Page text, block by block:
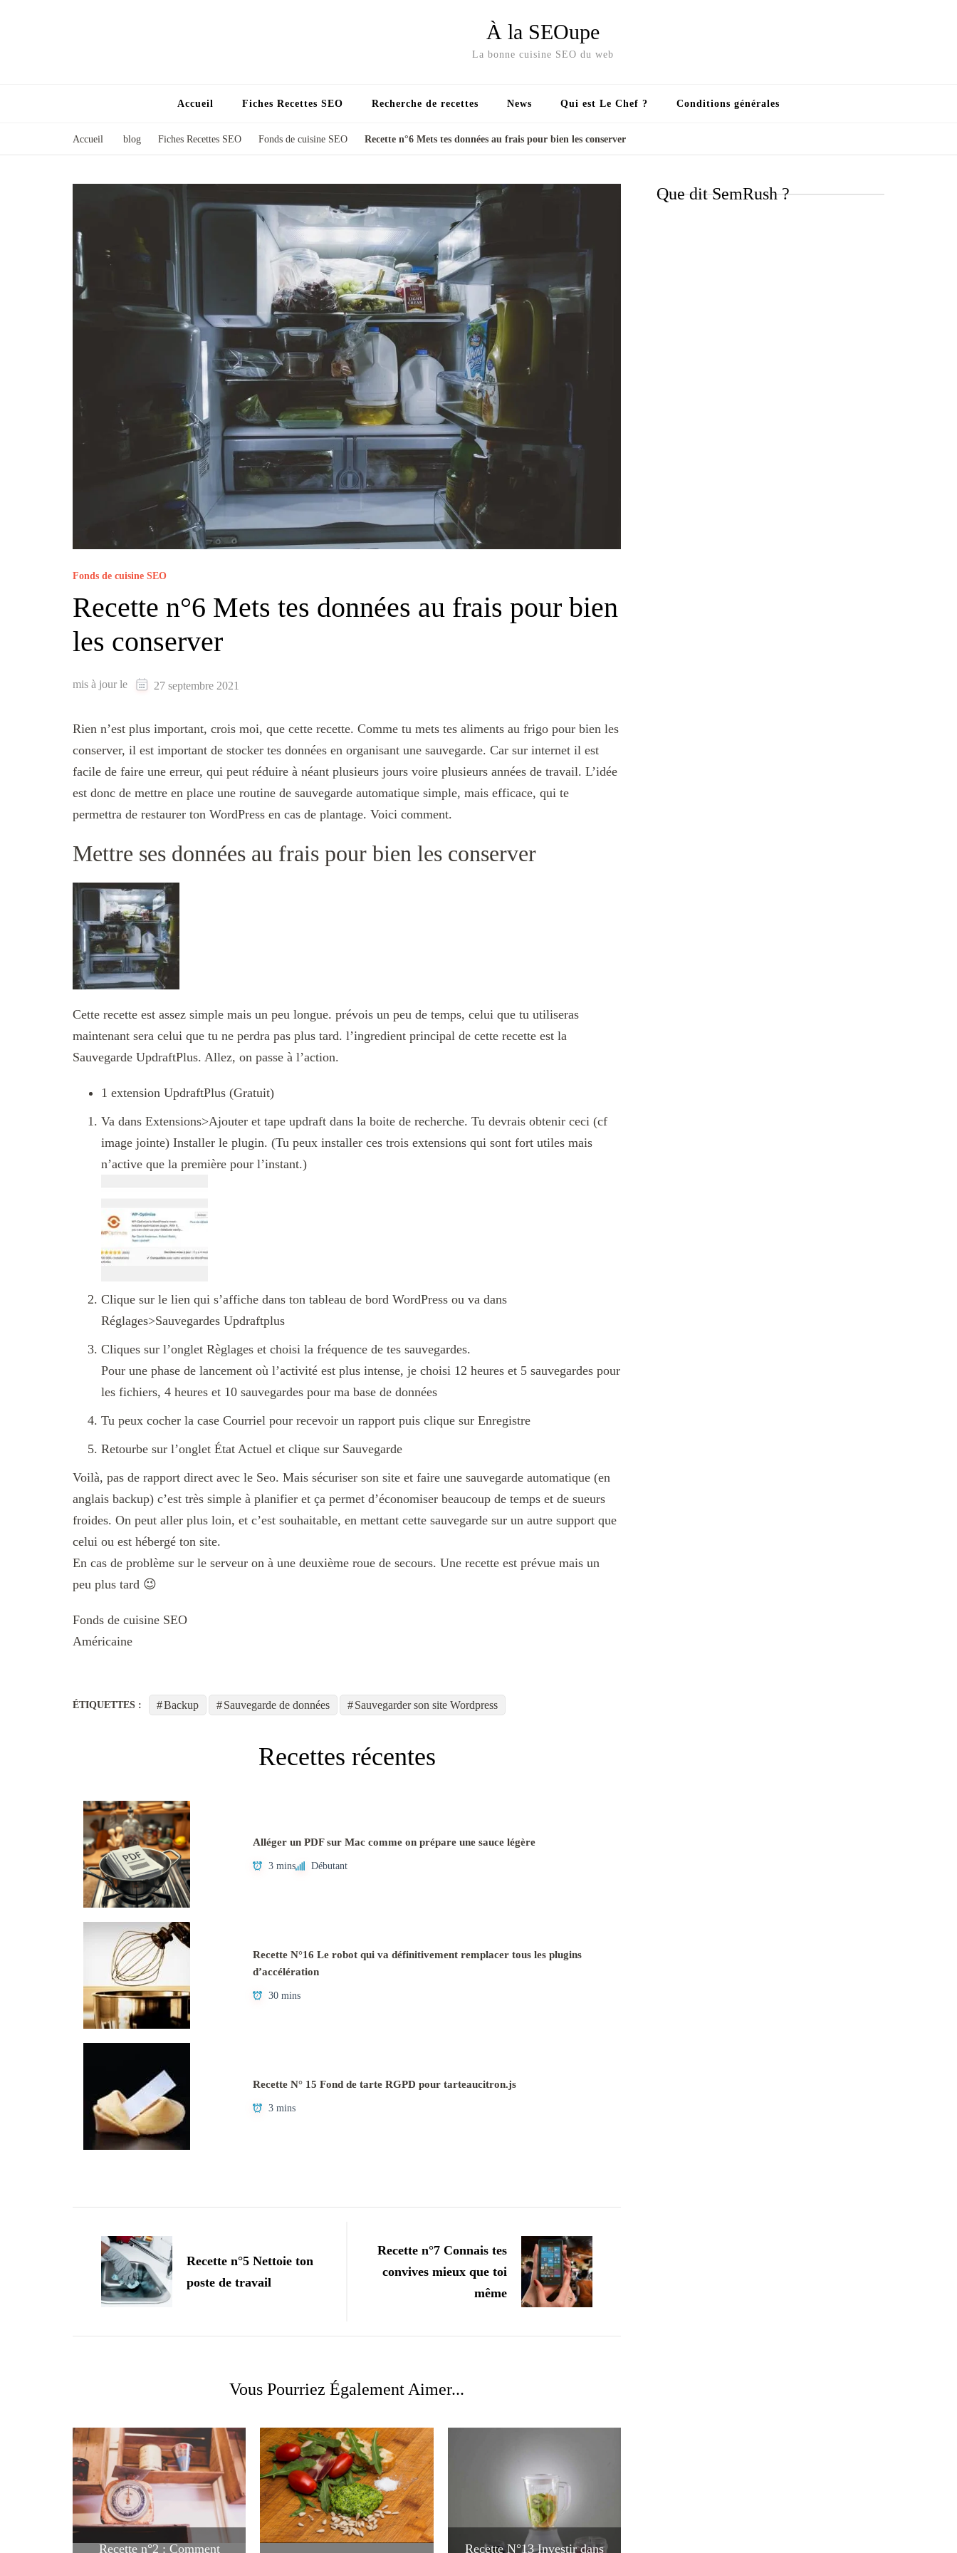
À la SEOupe
La bonne cuisine SEO du web
Accueil Fiches Recettes SEO Recherche de recettes News Qui est Le Chef ? Conditions générales
Accueil blog Fiches Recettes SEO Fonds de cuisine SEO Recette n°6 Mets tes données au frais pour bien les conserver
Fonds de cuisine SEO
Recette n°6 Mets tes données au frais pour bien
les conserver
mis à jour le 27 septembre 2021
Rien n’est plus important, crois moi, que cette recette. Comme tu mets tes aliments au frigo pour bien les
conserver, il est important de stocker tes données en organisant une sauvegarde. Car sur internet il est
facile de faire une erreur, qui peut réduire à néant plusieurs jours voire plusieurs années de travail. L’idée
est donc de mettre en place une routine de sauvegarde automatique simple, mais efficace, qui te
permettra de restaurer ton WordPress en cas de plantage. Voici comment.
Mettre ses données au frais pour bien les conserver
Cette recette est assez simple mais un peu longue. prévois un peu de temps, celui que tu utiliseras
maintenant sera celui que tu ne perdra pas plus tard. l’ingredient principal de cette recette est la
Sauvegarde UpdraftPlus. Allez, on passe à l’action.
1 extension UpdraftPlus (Gratuit)
Va dans Extensions>Ajouter et tape updraft dans la boite de recherche. Tu devrais obtenir ceci (cf
image jointe) Installer le plugin. (Tu peux installer ces trois extensions qui sont fort utiles mais
n’active que la première pour l’instant.)
Clique sur le lien qui s’affiche dans ton tableau de bord WordPress ou va dans
Réglages>Sauvegardes Updraftplus
Cliques sur l’onglet Règlages et choisi la fréquence de tes sauvegardes.
Pour une phase de lancement où l’activité est plus intense, je choisi 12 heures et 5 sauvegardes pour
les fichiers, 4 heures et 10 sauvegardes pour ma base de données
Tu peux cocher la case Courriel pour recevoir un rapport puis clique sur Enregistre
Retourbe sur l’onglet État Actuel et clique sur Sauvegarde
Voilà, pas de rapport direct avec le Seo. Mais sécuriser son site et faire une sauvegarde automatique (en
anglais backup) c’est très simple à planifier et ça permet d’économiser beaucoup de temps et de sueurs
froides. On peut aller plus loin, et c’est souhaitable, en mettant cette sauvegarde sur un autre support que
celui ou est hébergé ton site.
En cas de problème sur le serveur on à une deuxième roue de secours. Une recette est prévue mais un
peu plus tard 😉
Fonds de cuisine SEO
Américaine
ÉTIQUETTES : Backup Sauvegarde de données Sauvegarder son site Wordpress
Recettes récentes
Alléger un PDF sur Mac comme on prépare une sauce légère
3 mins Débutant
Recette N°16 Le robot qui va définitivement remplacer tous les plugins
d’accélération
30 mins
Recette N° 15 Fond de tarte RGPD pour tarteaucitron.js
3 mins
d'article
Recette n°5 Nettoie ton
poste de travail
Recette n°7 Connais tes
convives mieux que toi
même
Vous Pourriez Également Aimer...
Recette n°2 : Comment Recette N°13 Investir dans
Que dit SemRush ?